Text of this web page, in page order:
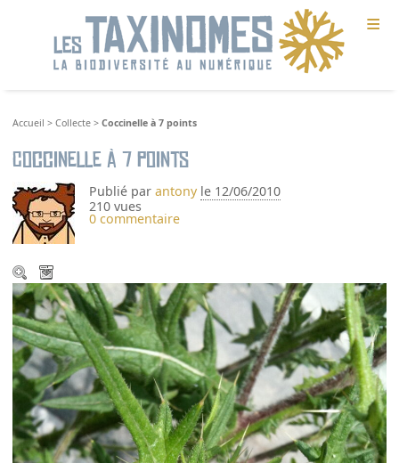
≡
Accueil >Collecte >Coccinelle à 7 points
Coccinelle à 7 points
Publié parantony le 12/06/2010
210 vues
0 commentaire